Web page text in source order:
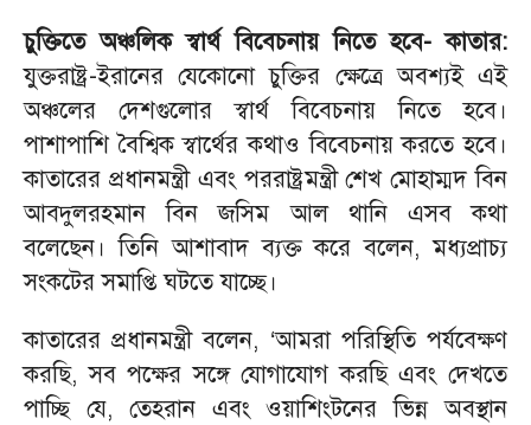
চুক্তিতে অঞ্চলিক স্বার্থ বিবেচনায় নিতে হবে- কাতার:
যুক্তরাষ্ট্র-ইরানের যেকোনো চুক্তির ক্ষেত্রে অবশ্যই এই
অঞ্চলের দেশগুলোর স্বার্থ বিবেচনায় নিতে হবে।
পাশাপাশি বৈশ্বিক স্বার্থের কথাও বিবেচনায় করতে হবে।
কাতারের প্রধানমন্ত্রী এবং পররাষ্ট্রমন্ত্রী শেখ মোহাম্মদ বিন
আবদুলরহমান বিন জসিম আল থানি এসব কথা
বলেছেন। তিনি আশাবাদ ব্যক্ত করে বলেন, মধ্যপ্রাচ্য
সংকটের সমাপ্তি ঘটতে যাচ্ছে।
কাতারের প্রধানমন্ত্রী বলেন, ‘আমরা পরিস্থিতি পর্যবেক্ষণ
করছি, সব পক্ষের সঙ্গে যোগাযোগ করছি এবং দেখতে
পাচ্ছি যে, তেহরান এবং ওয়াশিংটনের ভিন্ন অবস্থান